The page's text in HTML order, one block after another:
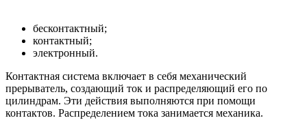
бесконтактный;
контактный;
электронный.
Контактная система включает в себя механический
прерыватель, создающий ток и распределяющий его по
цилиндрам. Эти действия выполняются при помощи
контактов. Распределением тока занимается механика.